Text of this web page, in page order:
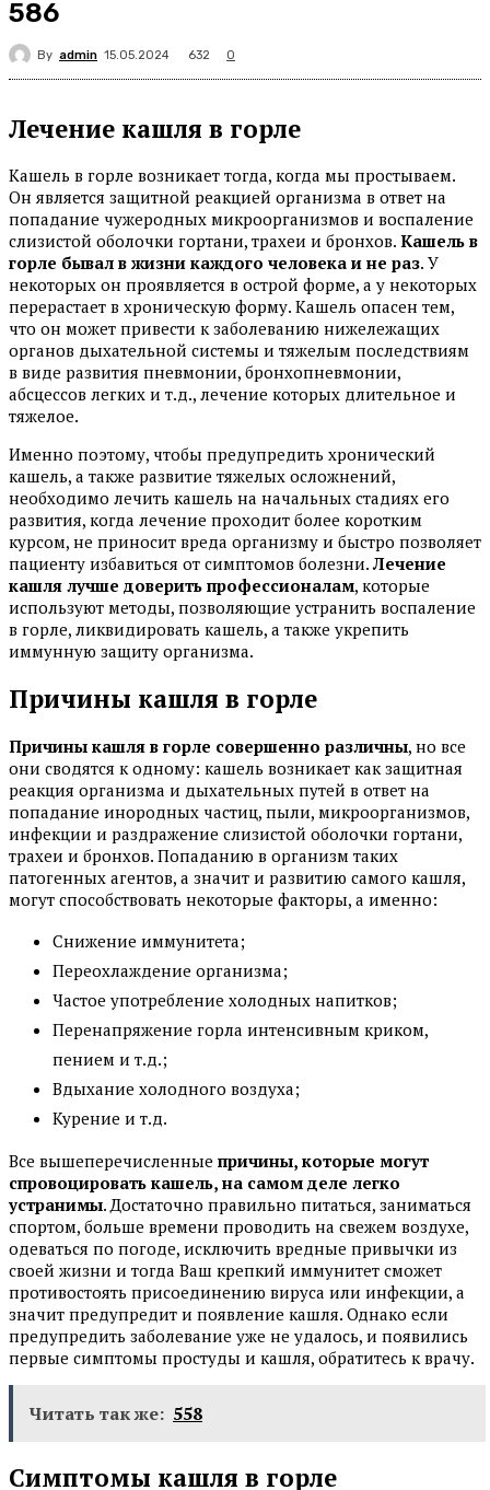
586
By admin 15.05.2024 632 0
Лечение кашля в горле
Кашель в горле возникает тогда, когда мы простываем.
Он является защитной реакцией организма в ответ на
попадание чужеродных микроорганизмов и воспаление
слизистой оболочки гортани, трахеи и бронхов. Кашель в
горле бывал в жизни каждого человека и не раз. У
некоторых он проявляется в острой форме, а у некоторых
перерастает в хроническую форму. Кашель опасен тем,
что он может привести к заболеванию нижележащих
органов дыхательной системы и тяжелым последствиям
в виде развития пневмонии, бронхопневмонии,
абсцессов легких и т.д., лечение которых длительное и
тяжелое.
Именно поэтому, чтобы предупредить хронический
кашель, а также развитие тяжелых осложнений,
необходимо лечить кашель на начальных стадиях его
развития, когда лечение проходит более коротким
курсом, не приносит вреда организму и быстро позволяет
пациенту избавиться от симптомов болезни.Лечение
кашля лучше доверить профессионалам, которые
используют методы, позволяющие устранить воспаление
в горле, ликвидировать кашель, а также укрепить
иммунную защиту организма.
Причины кашля в горле
Причины кашля в горле совершенно различны, но все
они сводятся к одному: кашель возникает как защитная
реакция организма и дыхательных путей в ответ на
попадание инородных частиц, пыли, микроорганизмов,
инфекции и раздражение слизистой оболочки гортани,
трахеи и бронхов. Попаданию в организм таких
патогенных агентов, а значит и развитию самого кашля,
могут способствовать некоторые факторы, а именно:
Снижение иммунитета;
Переохлаждение организма;
Частое употребление холодных напитков;
Перенапряжение горла интенсивным криком,
пением и т.д.;
Вдыхание холодного воздуха;
Курение и т.д.
Все вышеперечисленные причины, которые могут
спровоцировать кашель, на самом деле легко
устранимы. Достаточно правильно питаться, заниматься
спортом, больше времени проводить на свежем воздухе,
одеваться по погоде, исключить вредные привычки из
своей жизни и тогда Ваш крепкий иммунитет сможет
противостоять присоединению вируса или инфекции, а
значит предупредит и появление кашля. Однако если
предупредить заболевание уже не удалось, и появились
первые симптомы простуды и кашля, обратитесь к врачу.
Читать так же: 558
Симптомы кашля в горле